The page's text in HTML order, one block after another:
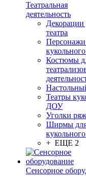
Театральная
деятельность
Декорации
театра
Персонажи
кукольного
Костюмы
Театры
ДОУ
Уголки
Ширмы
кукольного
+ ЕЩЕ 2
Сенсорное